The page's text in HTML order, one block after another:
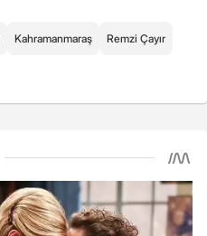
Kahramanmaraş Remzi Çayır